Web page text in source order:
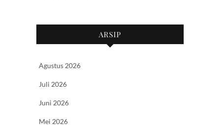
ARSIP
Agustus 2026
Juli 2026
Juni 2026
Mei 2026